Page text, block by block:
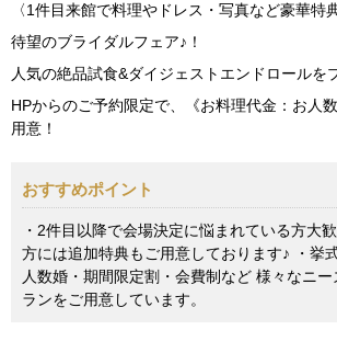
〈1件目来館で料理やドレス・写真など豪華特
待望のブライダルフェア♪！
人気の絶品試食&ダイジェストエンドロールを
HPからのご予約限定で、《お料理代金：お人
用意！
おすすめポイント
・2件目以降で会場決定に悩まれている方大
方には追加特典もご用意しております♪ ・挙
人数婚・期間限定割・会費制など 様々なニ
ランをご用意しています。